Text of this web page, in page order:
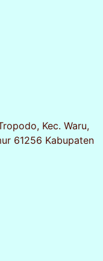
Kec. Waru,
61256 Kabupaten